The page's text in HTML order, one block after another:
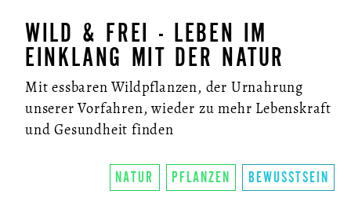
WILD & FREI - LEBEN IM
EINKLANG MIT DER NATUR
Mit essbaren Wildpflanzen, der Urnahrung
unserer Vorfahren, wieder zu mehr Lebenskraft
und Gesundheit finden
NATUR PFLANZEN BEWUSSTSEIN